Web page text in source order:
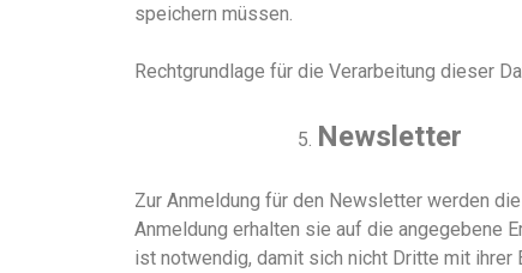
speichern müssen.
Rechtgrundlage für die Verarbeitung dieser
Newsletter
Zur Anmeldung für den Newsletter werden
Anmeldung erhalten sie auf die angegebene
ist notwendig, damit sich nicht Dritte mit ihrer